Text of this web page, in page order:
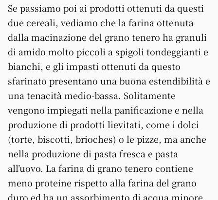
Se passiamo poi ai prodotti ottenuti da questi
due cereali, vediamo che la farina ottenuta
dalla macinazione del grano tenero ha granuli
di amido molto piccoli a spigoli tondeggianti e
bianchi, e gli impasti ottenuti da questo
sfarinato presentano una buona estendibilità e
una tenacità medio-bassa. Solitamente
vengono impiegati nella panificazione e nella
produzione di prodotti lievitati, come i dolci
(torte, biscotti, brioches) o le pizze, ma anche
nella produzione di pasta fresca e pasta
all’uovo. La farina di grano tenero contiene
meno proteine rispetto alla farina del grano
duro ed ha un assorbimento di acqua minore.